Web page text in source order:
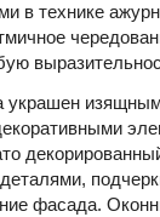
в технике
украшен
фасада.